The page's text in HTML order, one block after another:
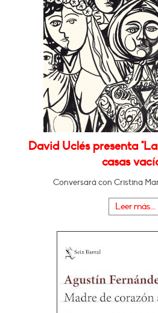
David Uclés presenta
casas
Conversará con Cristina
Leer más...